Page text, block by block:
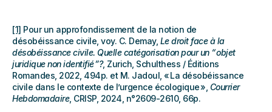
[1] Pour un approfondissement de la notion de
désobéissance civile, voy. C. Demay, Le droit face à la
désobéissance civile. Quelle catégorisation pour un “ objet
juridique non identifié ”?, Zurich, Schulthess / Éditions
Romandes, 2022, 494p. et M. Jadoul, « La désobéissance
civile dans le contexte de l’urgence écologique », Courrier
Hebdomadaire, CRISP, 2024, n°2609-2610, 66p.